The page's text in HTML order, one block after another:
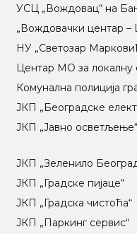
УСЦ „Вождовац“ на
„Вождовачки центар
НУ „Светозар
Центар МO за
Комунална полиција
ЈКП „Београдске
ЈКП „Јавно осветљење“
ЈКП „Зеленило
ЈКП „Градске пијаце“
ЈКП „Градска чистоћа“
ЈКП „Паркинг сервис“